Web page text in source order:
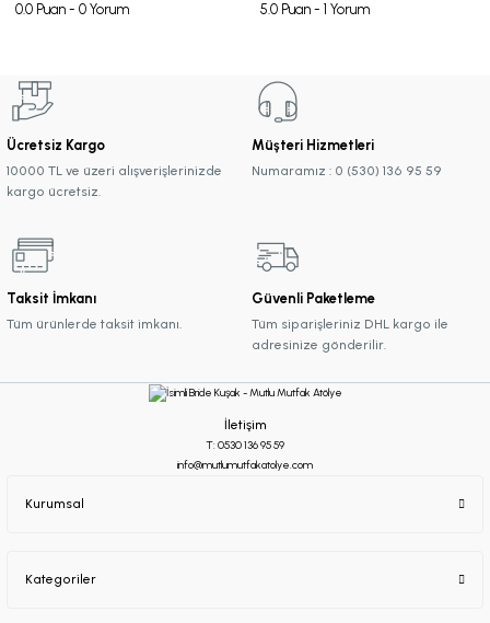
0.0 Puan - 0 Yorum 5.0 Puan - 1 Yorum
Ücretsiz Kargo
10000 TL ve üzeri alışverişlerinizde
kargo ücretsiz.
Müşteri Hizmetleri
Numaramız : 0 (530) 136 95 59
Taksit İmkanı
Tüm ürünlerde taksit imkanı.
Güvenli Paketleme
Tüm siparişleriniz DHL kargo ile
adresinize gönderilir.
İletişim
T: 0530 136 95 59
info@mutlumutfakatolye.com
Kurumsal
Kategoriler